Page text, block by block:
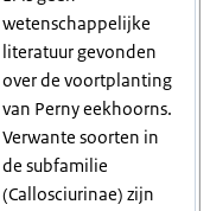
wetenschappelijke
literatuur gevonden
over de voortplanting
van Perny eekhoorns.
Verwante soorten in
de subfamilie
(Callosciurinae) zijn